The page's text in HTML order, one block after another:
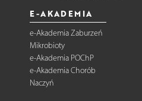
E-AKADEMIA
e-Akademia Zaburzeń
Mikrobioty
e-Akademia POChP
e-Akademia Chorób
Naczyń